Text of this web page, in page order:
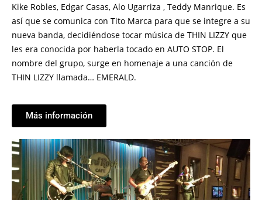
Kike Robles, Edgar Casas, Alo Ugarriza , Teddy Manrique. Es
así que se comunica con Tito Marca para que se integre a su
nueva banda, decidiéndose tocar música de THIN LIZZY que
les era conocida por haberla tocado en AUTO STOP. El
nombre del grupo, surge en homenaje a una canción de
THIN LIZZY llamada… EMERALD.
Más información